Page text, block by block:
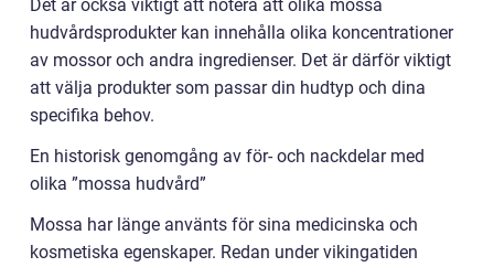
Det är också viktigt att notera att olika mossa
hudvårdsprodukter kan innehålla olika koncentrationer
av mossor och andra ingredienser. Det är därför viktigt
att välja produkter som passar din hudtyp och dina
specifika behov.
En historisk genomgång av för- och nackdelar med
olika ”mossa hudvård”
Mossa har länge använts för sina medicinska och
kosmetiska egenskaper. Redan under vikingatiden